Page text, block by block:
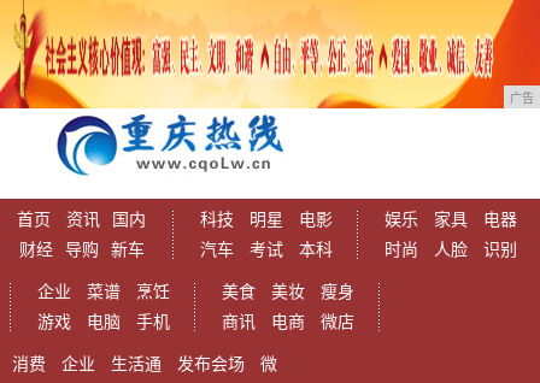
广告
首页 资讯
国内
财经
导购 新车
科技 明星
电影
汽车
考试 本科
娱乐 家具
电器
时尚
人脸 识别
企业 菜谱
烹饪
游戏
电脑 手机
美食 美妆
瘦身
商讯
电商 微店
消费 企业 生活通 发布会场
微